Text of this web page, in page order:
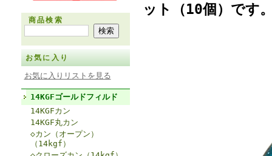
商品検索
お気に入り
お気に入りリストを見る
14KGFゴールドフィルド
14KGFカン
14KGF丸カン
◇カン（オープン）
（14kgf）
ット（10個）です